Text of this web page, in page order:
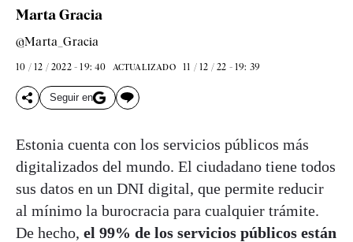
Marta Gracia
@Marta_Gracia
10 / 12 / 2022 - 19: 40 ACTUALIZADO 11 / 12 / 22 - 19: 39
Seguir en
Estonia cuenta con los servicios públicos más
digitalizados del mundo. El ciudadano tiene todos
sus datos en un DNI digital, que permite reducir
al mínimo la burocracia para cualquier trámite.
De hecho, el 99% de los servicios públicos están